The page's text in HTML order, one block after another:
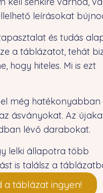
leírásokat
és tudás
a táblázatot, tehát
hogy hiteles. Mi is ezt
még hatékonyabban
ásványokat. Az
lévő darabokat.
lelki állapotra több
is találsz a
a táblázat ingyen!